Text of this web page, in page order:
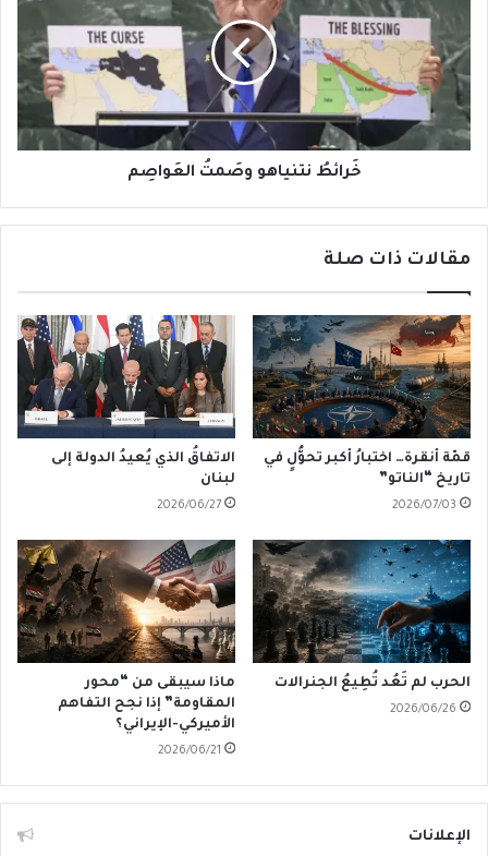
وصَمتُ
العَواصِم
خَرائطُ نتنياهو وصَمتُ العَواصِم
مقالات ذات صلة
قمّة أنقرة… اختبارُ أكبر تحوُّلٍ في
تاريخ “الناتو”
2026/07/03
الاتفاقُ الذي يُعيدُ الدولة إلى
لبنان
2026/06/27
الحرب لم تَعُد تُطِيعُ الجنرالات
2026/06/26
ماذا سيبقى من “محور
المقاومة” إذا نجح التفاهم
الأميركي-الإيراني؟
2026/06/21
الإعلانات